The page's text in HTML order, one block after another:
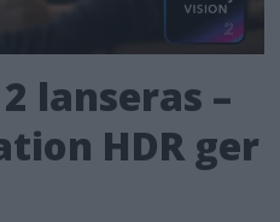
lanseras –
HDR ger